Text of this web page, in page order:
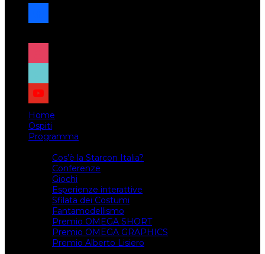
facebook
x
instagram
tiktok
youtube
Home
Ospiti
Programma
Cos’è la Starcon Italia?
Conferenze
Giochi
Esperienze interattive
Sfilata dei Costumi
Fantamodellismo
Premio OMEGA SHORT
Premio OMEGA GRAPHICS
Premio Alberto Lisiero